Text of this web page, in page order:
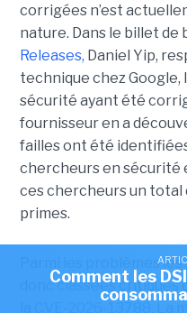
corrigées n’est
nature. Dans le billet de
Releases, Daniel Yip,
technique chez
sécurité ayant été
fournisseur en a
failles ont été
chercheurs en sécurité
ces chercheurs un total
primes.
Parmi les problèmes
donc classées critiques
Comment les